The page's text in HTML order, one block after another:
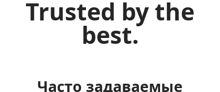
Trusted by the
best.
Часто задаваемые